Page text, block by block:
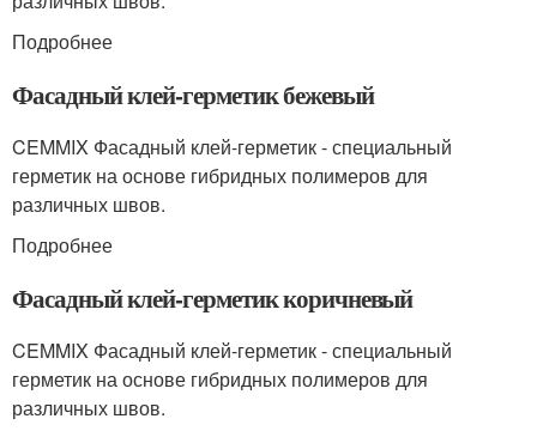
Подробнее
Фасадный клей-герметик бежевый
CEMMIX Фасадный клей-герметик - специальный
герметик на основе гибридных полимеров для
различных швов.
Подробнее
Фасадный клей-герметик коричневый
CEMMIX Фасадный клей-герметик - специальный
герметик на основе гибридных полимеров для
различных швов.